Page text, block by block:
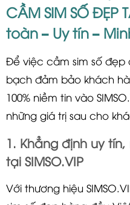
CẦM SIM SỐ ĐẸP
toàn – Uy tín –
Để việc cầm sim số đẹp
bạch đảm bảo khách
100% niềm tin vào
những giá trị sau cho
1. Khẳng định uy
tại SIMSO.VIP
Với thương hiệu